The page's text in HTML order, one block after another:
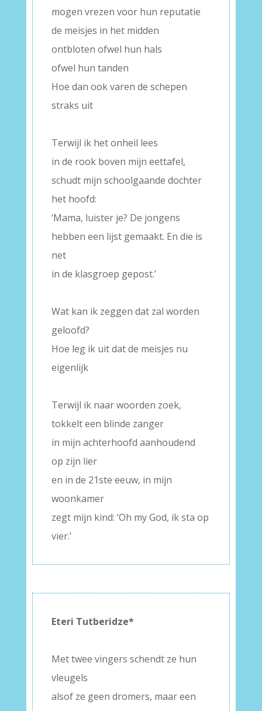
mogen vrezen voor hun reputatie
de meisjes in het midden
ontbloten ofwel hun hals
ofwel hun tanden
Hoe dan ook varen de schepen
straks uit
Terwijl ik het onheil lees
in de rook boven mijn eettafel,
schudt mijn schoolgaande dochter
het hoofd:
‘Mama, luister je? De jongens
hebben een lijst gemaakt. En die is
net
in de klasgroep gepost.’
Wat kan ik zeggen dat zal worden
geloofd?
Hoe leg ik uit dat de meisjes nu
eigenlijk
Terwijl ik naar woorden zoek,
tokkelt een blinde zanger
in mijn achterhoofd aanhoudend
op zijn lier
en in de 21ste eeuw, in mijn
woonkamer
zegt mijn kind: ‘Oh my God, ik sta op
vier.’
Eteri Tutberidze*
Met twee vingers schendt ze hun
vleugels
alsof ze geen dromers, maar een